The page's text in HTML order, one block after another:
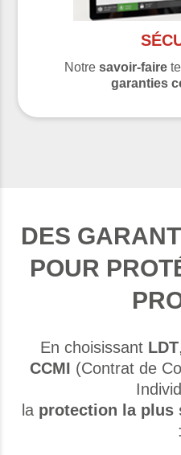
Notre savoir-faire
garanties
DES
POUR
En choisissant LDT
CCMI (Contrat de
la protection la plus
: